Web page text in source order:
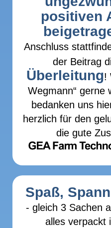
positiven
Anschluss
der Beitrag
Überleitung!
Wegmann“ gerne
bedanken uns
herzlich für den
die gute
Spaß,
- gleich 3 Sachen
alles verpackt